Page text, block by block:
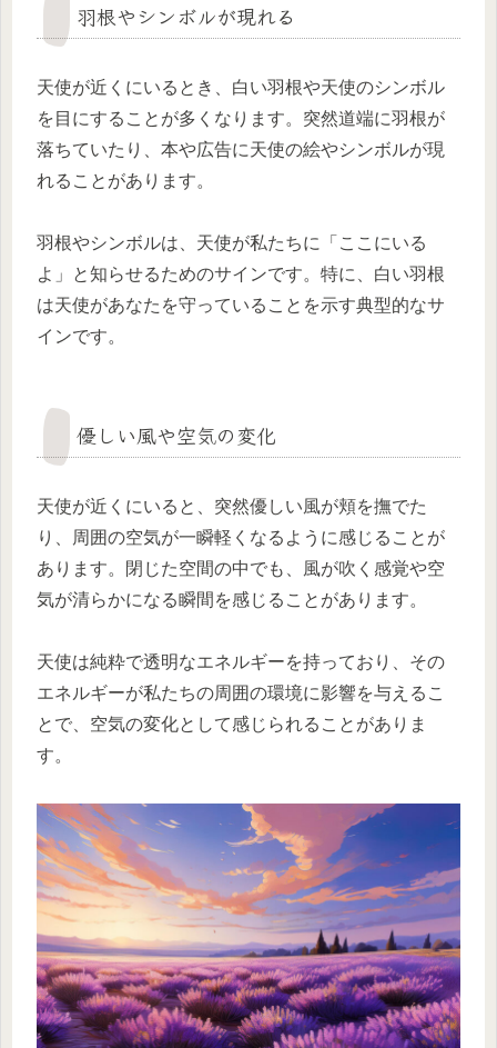
羽根やシンボルが現れる
天使が近くにいるとき、白い羽根や天使のシンボル
を目にすることが多くなります。突然道端に羽根が
落ちていたり、本や広告に天使の絵やシンボルが現
れることがあります。
羽根やシンボルは、天使が私たちに「ここにいる
よ」と知らせるためのサインです。特に、白い羽根
は天使があなたを守っていることを示す典型的なサ
インです。
優しい風や空気の変化
天使が近くにいると、突然優しい風が頬を撫でた
り、周囲の空気が一瞬軽くなるように感じることが
あります。閉じた空間の中でも、風が吹く感覚や空
気が清らかになる瞬間を感じることがあります。
天使は純粋で透明なエネルギーを持っており、その
エネルギーが私たちの周囲の環境に影響を与えるこ
とで、空気の変化として感じられることがありま
す。